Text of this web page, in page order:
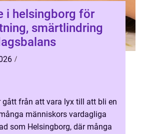
i helsingborg för
smärtlindring
gått från att vara lyx till att bli en
människors vardagliga
som Helsingborg, där många